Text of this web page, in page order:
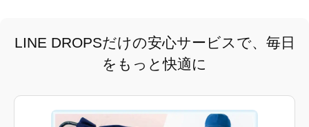
LINE DROPSだけの安心サービスで、毎日
をもっと快適に